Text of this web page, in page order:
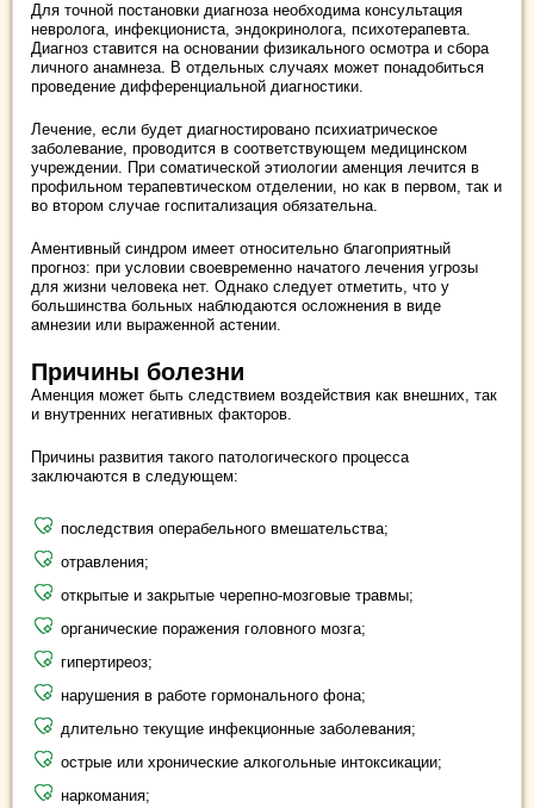
Для точной постановки диагноза необходима консультация
невролога, инфекциониста, эндокринолога, психотерапевта.
Диагноз ставится на основании физикального осмотра и сбора
личного анамнеза. В отдельных случаях может понадобиться
проведение дифференциальной диагностики.
Лечение, если будет диагностировано психиатрическое
заболевание, проводится в соответствующем медицинском
учреждении. При соматической этиологии аменция лечится в
профильном терапевтическом отделении, но как в первом, так и
во втором случае госпитализация обязательна.
Аментивный синдром имеет относительно благоприятный
прогноз: при условии своевременно начатого лечения угрозы
для жизни человека нет. Однако следует отметить, что у
большинства больных наблюдаются осложнения в виде
амнезии или выраженной астении.
Причины болезни
Аменция может быть следствием воздействия как внешних, так
и внутренних негативных факторов.
Причины развития такого патологического процесса
заключаются в следующем:
последствия операбельного вмешательства;
отравления;
открытые и закрытые черепно-мозговые травмы;
органические поражения головного мозга;
гипертиреоз;
нарушения в работе гормонального фона;
длительно текущие инфекционные заболевания;
острые или хронические алкогольные интоксикации;
наркомания;